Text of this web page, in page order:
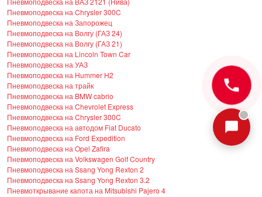
Пневмоподвеска на Chrysler 300C
Пневмоподвеска на Запорожец
Пневмоподвеска на Волгу (ГАЗ 24)
Пневмоподвеска на Волгу (ГАЗ 21)
Пневмоподвеска на Lincoln Town Car
Пневмоподвеска на УАЗ
Пневмоподвеска на Hummer H2
Пневмоподвеска на трайк
Пневмоподвеска на BMW cabrio
Пневмоподвеска на Chevrolet Express
Пневмоподвеска на Chrysler 300C
Пневмоподвеска на автодом Fiat Ducato
Пневмоподвеска на Ford Expedition
Пневмоподвеска на Opel Zafira
Пневмоподвеска на Volkswagen Golf Country
Пневмоподвеска на Ssang Yong Rexton 2
Пневмоподвеска на Ssang Yong Rexton 3.2
Пневмоткрывание капота на Mitsubishi Pajero 4